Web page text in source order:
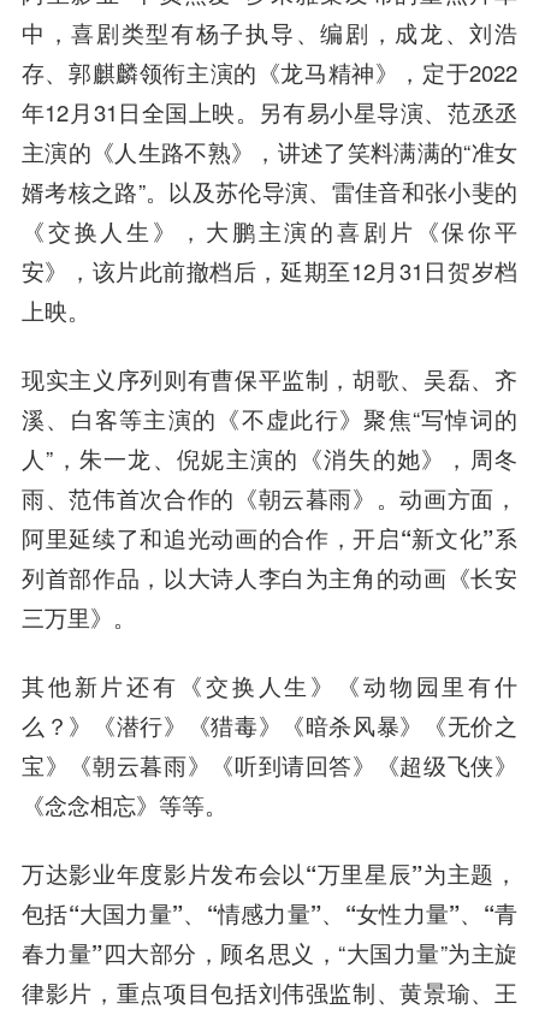
中，喜剧类型有杨子执导、编剧，成龙、刘浩
存、郭麒麟领衔主演的《龙马精神》，定于2022
年12月31日全国上映。另有易小星导演、范丞丞
主演的《人生路不熟》，讲述了笑料满满的“准女
婿考核之路”。以及苏伦导演、雷佳音和张小斐的
《交换人生》，大鹏主演的喜剧片《保你平
安》，该片此前撤档后，延期至12月31日贺岁档
上映。
现实主义序列则有曹保平监制，胡歌、吴磊、齐
溪、白客等主演的《不虚此行》聚焦“写悼词的
人”，朱一龙、倪妮主演的《消失的她》，周冬
雨、范伟首次合作的《朝云暮雨》。动画方面，
阿里延续了和追光动画的合作，开启“新文化”系
列首部作品 ，以大诗人李白为主角的动画《长安
三万里》。
其他新片还有《交换人生》《动物园里有什
么？》《潜行》《猎毒》《暗杀风暴》《无价之
宝》《朝云暮雨》《听到请回答》《超级飞侠》
《念念相忘》等等。
万达影业年度影片发布会以“万里星辰”为主题，
包括“大国力量”、“情感力量”、“女性力量”、“青
春力量”四大部分 ，顾名思义，“大国力量”为主旋
律影片，重点项目包括刘伟强监制、黄景瑜、王